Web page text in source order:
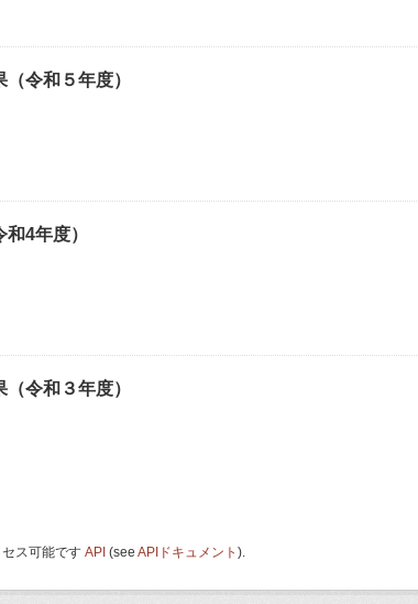
令和５年度）
4年度）
令和３年度）
ス可能です API (see APIドキュメント ).